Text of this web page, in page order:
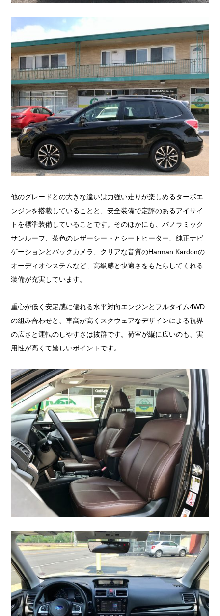
他のグレードとの大きな違いは力強い走りが楽しめるターボエ
ンジンを搭載していることと、安全装備で定評のあるアイサイ
トを標準装備していることです。そのほかにも、パノラミック
サンルーフ、茶色のレザーシートとシートヒーター、純正ナビ
ゲーションとバックカメラ、クリアな音質のHarman Kardonの
オーディオシステムなど、高級感と快適さをもたらしてくれる
装備が充実しています。
重心が低く安定感に優れる水平対向エンジンとフルタイム4WD
の組み合わせと、車高が高くスクウェアなデザインによる視界
の広さと運転のしやすさは抜群です。荷室が縦に広いのも、実
用性が高くて嬉しいポイントです。